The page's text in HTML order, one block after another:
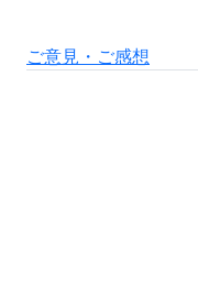
ご意見・ご感想